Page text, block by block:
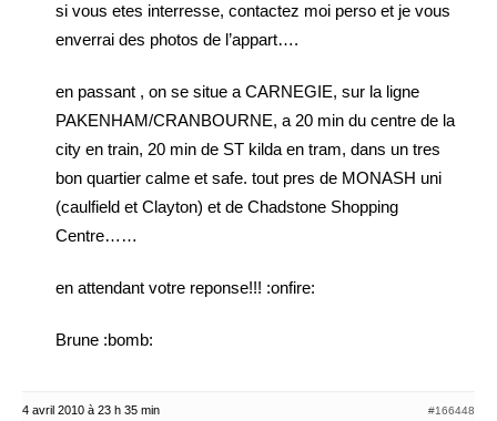
si vous etes interresse, contactez moi perso et je vous
enverrai des photos de l’appart….
en passant , on se situe a CARNEGIE, sur la ligne
PAKENHAM/CRANBOURNE, a 20 min du centre de la
city en train, 20 min de ST kilda en tram, dans un tres
bon quartier calme et safe. tout pres de MONASH uni
(caulfield et Clayton) et de Chadstone Shopping
Centre……
en attendant votre reponse!!! :onfire:
Brune :bomb:
4 avril 2010 à 23 h 35 min #166448